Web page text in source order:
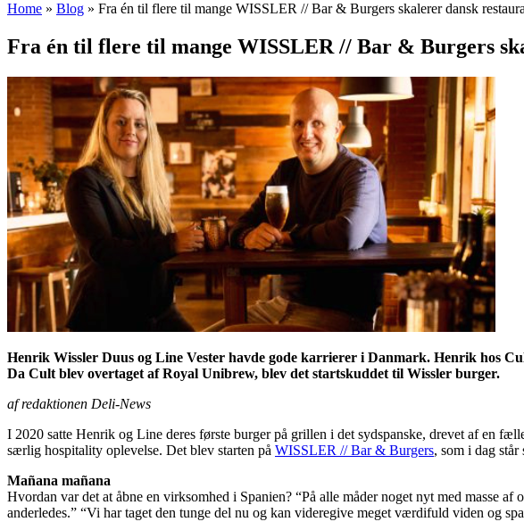
Home » Blog » Fra én til flere til mange WISSLER // Bar & Burgers skalerer dansk
Fra én til flere til mange WISSLER // Bar & Burgers
Henrik Wissler Duus og Line Vester havde gode karrierer i Danmark. Henrik hos
Da Cult blev overtaget af Royal Unibrew, blev det startskuddet til Wissler burger.
af redaktionen Deli-News
I 2020 satte Henrik og Line deres første burger på grillen i det sydspanske, drevet af en
særlig hospitality oplevelse. Det blev starten på WISSLER // Bar & Burgers, som i dag
Mañana mañana
Hvordan var det at åbne en virksomhed i Spanien? “På alle måder noget nyt med masse
anderledes.” “Vi har taget den tunge del nu og kan videregive meget værdifuld viden og